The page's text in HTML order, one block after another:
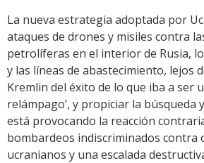
La nueva estrategia adoptada por
ataques de drones y misiles contra
petrolíferas en el interior de Rusia,
y las líneas de abastecimiento, lejos
Kremlin del éxito de lo que iba a ser
relámpago’, y propiciar la búsqueda
está provocando la reacción
bombardeos indiscriminados contra
ucranianos y una escalada